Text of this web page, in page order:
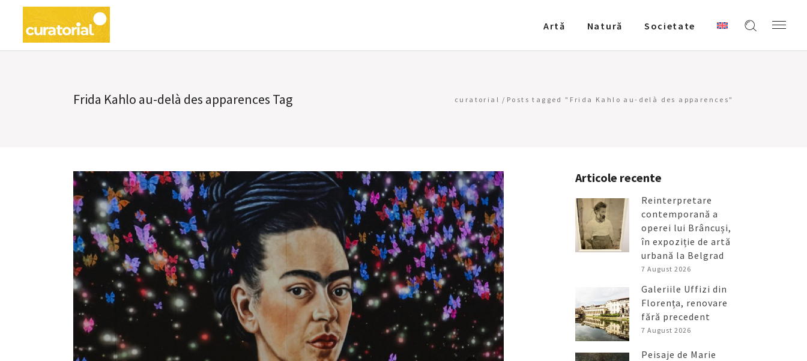
Artǎ Natură Societate
Frida Kahlo au-delà des apparences Tag curatorial / Posts tagged "Frida Kahlo au-delà des apparences"
Articole recente
Reinterpretare
contemporană a
operei lui Brâncuși,
în expoziție de artă
urbană la Belgrad
7 August 2026
Galeriile Uffizi din
Florența, renovare
fără precedent
7 August 2026
Peisaje de Marie